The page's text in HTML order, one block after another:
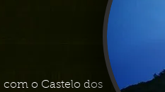
o Castelo dos